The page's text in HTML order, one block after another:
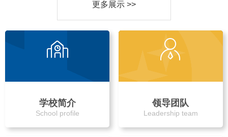
更多展示 >>
学校简介
School profile
领导团队
Leadership team